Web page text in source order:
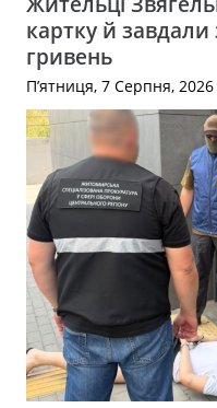
картку й завдали
гривень
П’ятниця, 7 Серпня, 2026